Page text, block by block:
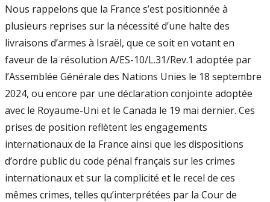
Nous rappelons que la France s’est positionnée à
plusieurs reprises sur la nécessité d’une halte des
livraisons d’armes à Israël, que ce soit en votant en
faveur de la résolution A/ES-10/L.31/Rev.1 adoptée par
l’Assemblée Générale des Nations Unies le 18 septembre
2024, ou encore par une déclaration conjointe adoptée
avec le Royaume-Uni et le Canada le 19 mai dernier. Ces
prises de position reflètent les engagements
internationaux de la France ainsi que les dispositions
d’ordre public du code pénal français sur les crimes
internationaux et sur la complicité et le recel de ces
mêmes crimes, telles qu’interprétées par la Cour de